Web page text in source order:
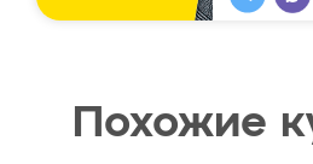
Похожие